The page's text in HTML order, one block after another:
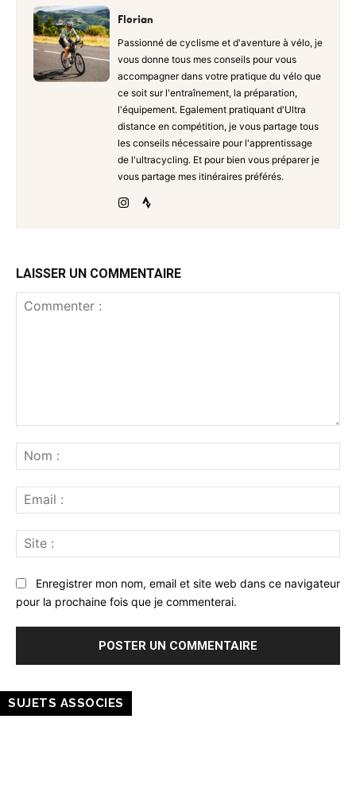
Florian
Passionné de cyclisme et d'aventure à vélo, je
vous donne tous mes conseils pour vous
accompagner dans votre pratique du vélo que
ce soit sur l'entraînement, la préparation,
l'équipement. Egalement pratiquant d'Ultra
distance en compétition, je vous partage tous
les conseils nécessaire pour l'apprentissage
de l'ultracycling. Et pour bien vous préparer je
vous partage mes itinéraires préférés.
LAISSER UN COMMENTAIRE
:
:
:
Enregistrer mon nom, email et site web dans ce navigateur
pour la prochaine fois que je commenterai.
SUJETS ASSOCIES